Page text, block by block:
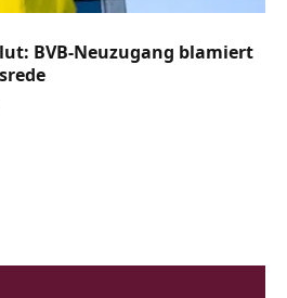
BVB-Neuzugang blamiert